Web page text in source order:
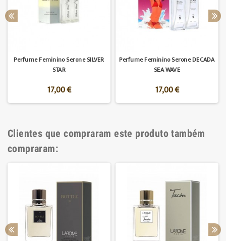
Perfume Feminino Serone SILVER
STAR
17,00 €
Perfume Feminino Serone DECADA
SEA WAVE
17,00 €
Clientes que compraram este produto também
compraram: